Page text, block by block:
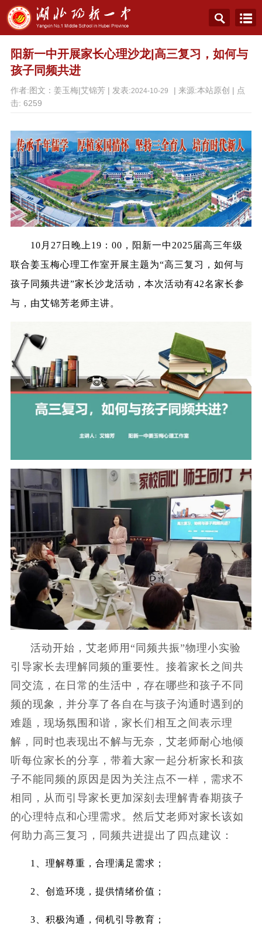
阳新一中开展家长心理沙龙|高三复习，如何与
孩子同频共进
作者:图文：姜玉梅|艾锦芳 | 发表:2024-10-29
| 来源:本站原创 | 点
击: 6259
10 月27日晚上19：00，阳新一中2025届高三年级
联合姜玉梅心理工作室开展主题为“高三复习，如何与
孩子同频共进”家长沙龙活动，本次活动有42名家长参
与，由艾锦芳老师主讲。
活动开始，艾老师用“同频共振”物理小实验
引导家长去理解同频的重要性。接着家长之间共
同交流，在日常的生活中，存在哪些和孩子不同
频的现象，并分享了各自在与孩子沟通时遇到的
难题，现场氛围和谐，家长们相互之间表示理
解，同时也表现出不解与无奈，艾老师耐心地倾
听每位家长的分享，带着大家一起分析家长和孩
子不能同频的原因是因为关注点不一样，需求不
相同，从而引导家长更加深刻去理解青春期孩子
的心理特点和心理需求。然后艾老师对家长该如
何助力高三复习，同频共进提出了四点建议：
1 、理解尊重，合理满足需求；
2 、创造环境，提供情绪价值；
3 、积极沟通，伺机引导教育；